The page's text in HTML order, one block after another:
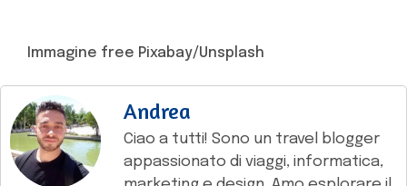
Immagine free Pixabay/Unsplash
Andrea
Ciao a tutti! Sono un travel blogger
appassionato di viaggi, informatica,